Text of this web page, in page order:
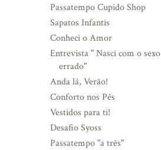
Passatempo Cupido Shop
Sapatos Infantis
Conheci o Amor
Entrevista " Nasci com o sexo
errado"
Anda lá, Verão!
Conforto nos Pés
Vestidos para ti!
Desafio Syoss
Passatempo "a três"